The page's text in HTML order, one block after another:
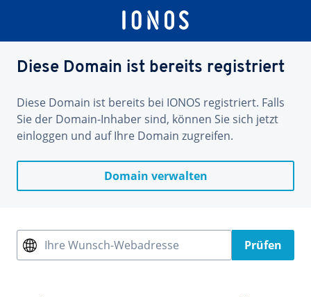
Diese Domain ist bereits registriert
Diese Domain ist bereits bei IONOS registriert. Falls
Sie der Domain-Inhaber sind, können Sie sich jetzt
einloggen und auf Ihre Domain zugreifen.
Domain verwalten
Ihre Wunsch-Webadresse Prüfen